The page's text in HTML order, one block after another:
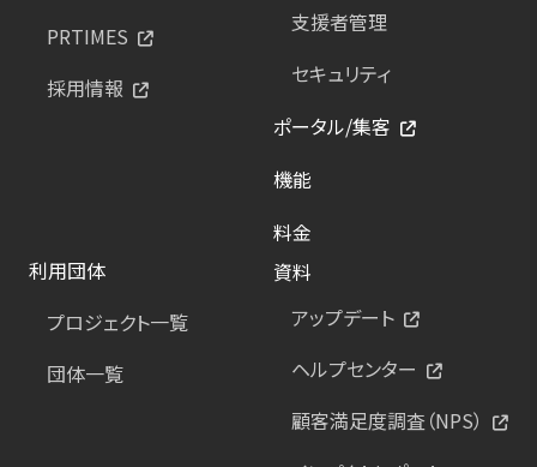
PRTIMES
採用情報
支援者管理
セキュリティ
ポータル/集客
機能
料金
利用団体
プロジェクト一覧
団体一覧
資料
アップデート
ヘルプセンター
顧客満足度調査（NPS）